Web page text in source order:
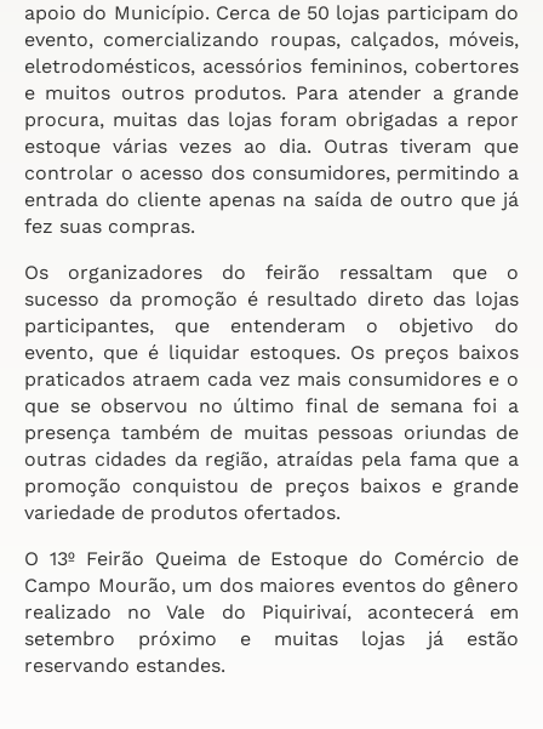
apoio do Município. Cerca de 50 lojas participam do
evento, comercializando roupas, calçados, móveis,
eletrodomésticos, acessórios femininos, cobertores
e muitos outros produtos. Para atender a grande
procura, muitas das lojas foram obrigadas a repor
estoque várias vezes ao dia. Outras tiveram que
controlar o acesso dos consumidores, permitindo a
entrada do cliente apenas na saída de outro que já
fez suas compras.
Os organizadores do feirão ressaltam que o
sucesso da promoção é resultado direto das lojas
participantes, que entenderam o objetivo do
evento, que é liquidar estoques. Os preços baixos
praticados atraem cada vez mais consumidores e o
que se observou no último final de semana foi a
presença também de muitas pessoas oriundas de
outras cidades da região, atraídas pela fama que a
promoção conquistou de preços baixos e grande
variedade de produtos ofertados.
O 13º Feirão Queima de Estoque do Comércio de
Campo Mourão, um dos maiores eventos do gênero
realizado no Vale do Piquirivaí, acontecerá em
setembro próximo e muitas lojas já estão
reservando estandes.